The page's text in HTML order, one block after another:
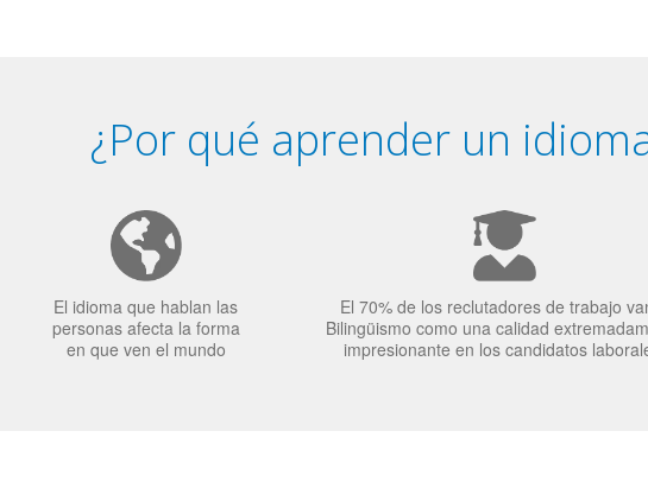
¿Por qué aprender un
El idioma que hablan las
personas afecta la forma
en que ven el mundo
El 70% de los reclutadores de trabajo
Bilingüismo como una calidad
impresionante en los candidatos